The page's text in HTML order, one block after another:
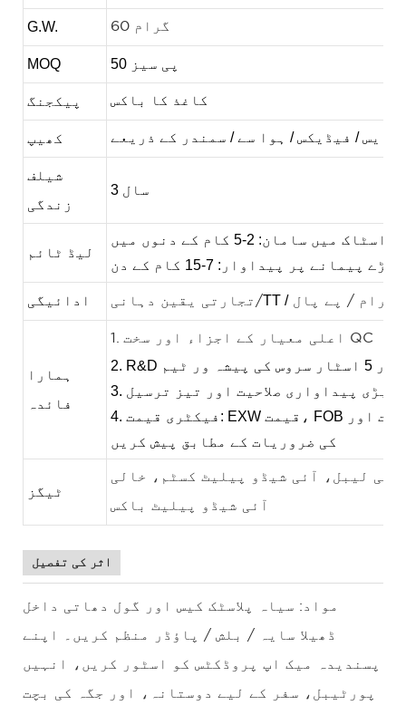
G.W. 60 گرام
MOQ 50 پی سیز
پیکجنگ کاغذ کا باکس
کھیپ
شیلف
زندگی
3 سال
لیڈ ٹائم
اسٹاک میں سامان: 2-5 کام کے دنوں میں
بڑے پیمانے پر پیداوار: 7-15 کام کے دن
ادائیگی تجارتی یقین دہانی/TT / گرام / پے پال
ہمارا
فائدہ
1. اعلی معیار کے اجزاء اور سخت QC
2. R&D اور 5 اسٹار سروس کی پیشہ ور ٹیم
3. بڑی پیداواری صلاحیت اور تیز ترسیل
4. فیکٹری قیمت: EXW قیمت، FOB قیمت اور CIF قیمت، یا کلائنٹ
کی ضروریات کے مطابق پیش کریں
ٹیگز
لیبل، آئی شیڈو پیلیٹ کسٹم، خالی
آئی شیڈو پیلیٹ باکس
اثر کی تفصیل
مواد: سیاہ پلاسٹک کیس اور گول دھاتی داخل
ڈھیلا سایہ / بلش / پاؤڈر منظم کریں۔ اپنے
پسندیدہ میک اپ پروڈکٹس کو اسٹور کریں، انہیں
پورٹیبل، سفر کے لیے دوستانہ، اور جگہ کی بچت